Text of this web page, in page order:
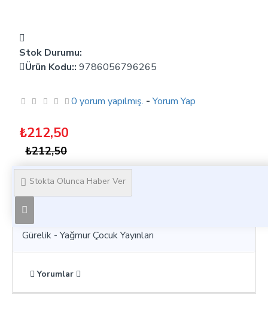
Stok Durumu:
Ürün Kodu:: 9786056796265
0 yorum yapılmış. - Yorum Yap
₺212,50
₺212,50
Stokta Olunca Haber Ver
Ürün Bilgisi
Resimden Anlama Anlamdan Deyime - Cihan Bahadır
Gürelik - Yağmur Çocuk Yayınları
Yorumlar